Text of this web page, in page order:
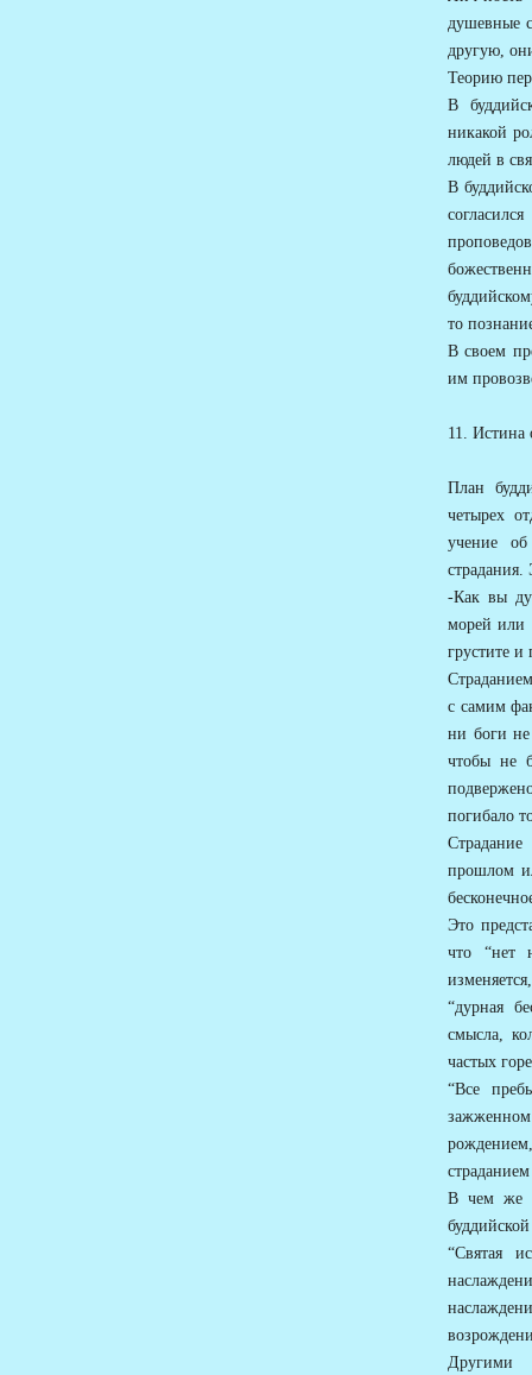
душевные
другую,
Теорию
В
никакой
людей в
В
то
В своем
им
11. Истина
План
четырех
учение
страдания.
-Как вы
морей или
грустите и
с самим
ни боги не
чтобы не
погибало
прошлом
Это
что “нет
“дурная
смысла,
частых
“Все
В чем же
“Cвятая
Другими